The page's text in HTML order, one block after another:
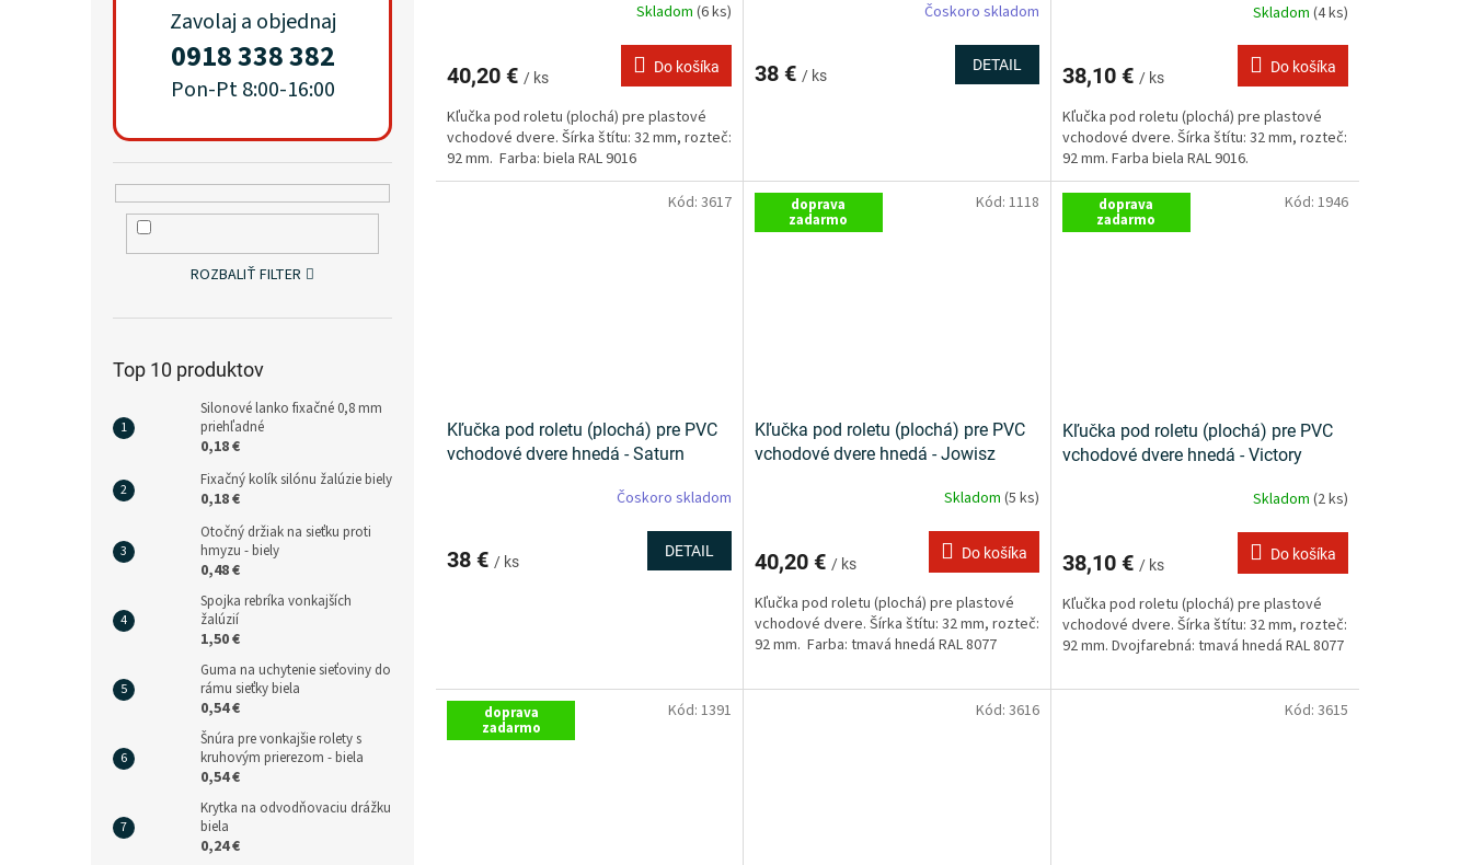
Zavolaj a objednaj
0918 338 382
Pon-Pt 8:00-16:00
ROZBALIŤ FILTER
Top 10 produktov
Silonové lanko fixačné 0,8 mm
priehľadné
0,18 €
Fixačný kolík silónu žalúzie biely
0,18 €
Otočný držiak na sieťku proti
hmyzu - biely
0,48 €
Spojka rebríka vonkajších
žalúzií
1,50 €
Guma na uchytenie sieťoviny do
rámu sieťky biela
0,54 €
Šnúra pre vonkajšie rolety s
kruhovým prierezom - biela
0,54 €
Krytka na odvodňovaciu drážku
biela
0,24 €
Skladom (6 ks)
40,20 € / ks
Do košíka
Kľučka pod roletu (plochá) pre plastové
vchodové dvere. Šírka štítu: 32 mm, rozteč:
92 mm. Farba: biela RAL 9016
Čoskoro skladom
38 € / ks
DETAIL
Skladom (4 ks)
38,10 € / ks
Do košíka
Kľučka pod roletu (plochá) pre plastové
vchodové dvere. Šírka štítu: 32 mm, rozteč:
92 mm. Farba biela RAL 9016.
Kľučka pod roletu (plochá) pre PVC
vchodové dvere hnedá - Saturn
Čoskoro skladom
38 € / ks
DETAIL
Kód: 3617 doprava
zadarmo
Kľučka pod roletu (plochá) pre PVC
vchodové dvere hnedá - Jowisz
Skladom (5 ks)
40,20 € / ks
Do košíka
Kľučka pod roletu (plochá) pre plastové
vchodové dvere. Šírka štítu: 32 mm, rozteč:
92 mm. Farba: tmavá hnedá RAL 8077
Kód: 1118 doprava
zadarmo
Kľučka pod roletu (plochá) pre PVC
vchodové dvere hnedá - Victory
Skladom (2 ks)
38,10 € / ks
Do košíka
Kľučka pod roletu (plochá) pre plastové
vchodové dvere. Šírka štítu: 32 mm, rozteč:
92 mm. Dvojfarebná: tmavá hnedá RAL 8077
Kód: 1946
doprava
zadarmo
Kód: 1391 Kód: 3616 Kód: 3615